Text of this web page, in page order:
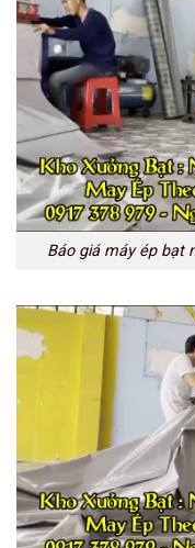
Báo giá máy ép bạt